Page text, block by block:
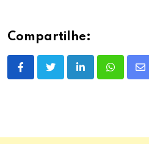
Compartilhe:
LinkedInWhatsapp